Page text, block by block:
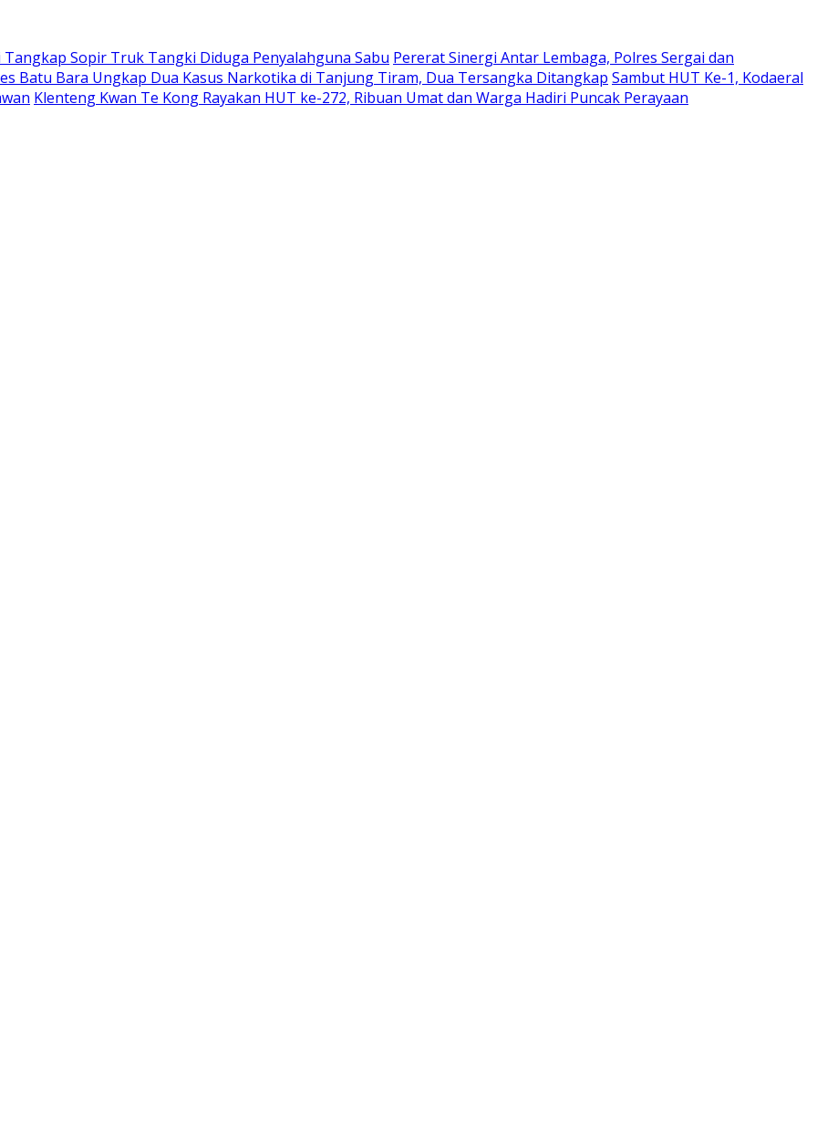
Sopir Truk Tangki Diduga Penyalahguna Sabu Pererat Sinergi Antar Lembaga, Polres Sergai dan
Batu Bara Ungkap Dua Kasus Narkotika di Tanjung Tiram, Dua Tersangka Ditangkap Sambut HUT Ke-1, Kodaeral
Klenteng Kwan Te Kong Rayakan HUT ke-272, Ribuan Umat dan Warga Hadiri Puncak Perayaan